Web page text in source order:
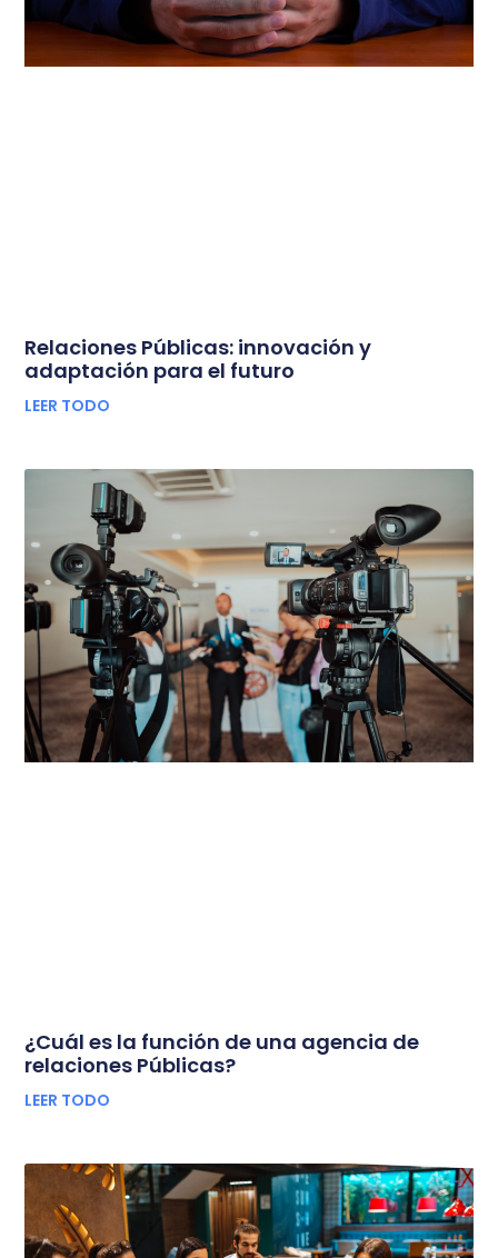
Relaciones Públicas: innovación y
adaptación para el futuro
LEER TODO
¿Cuál es la función de una agencia de
relaciones Públicas?
LEER TODO